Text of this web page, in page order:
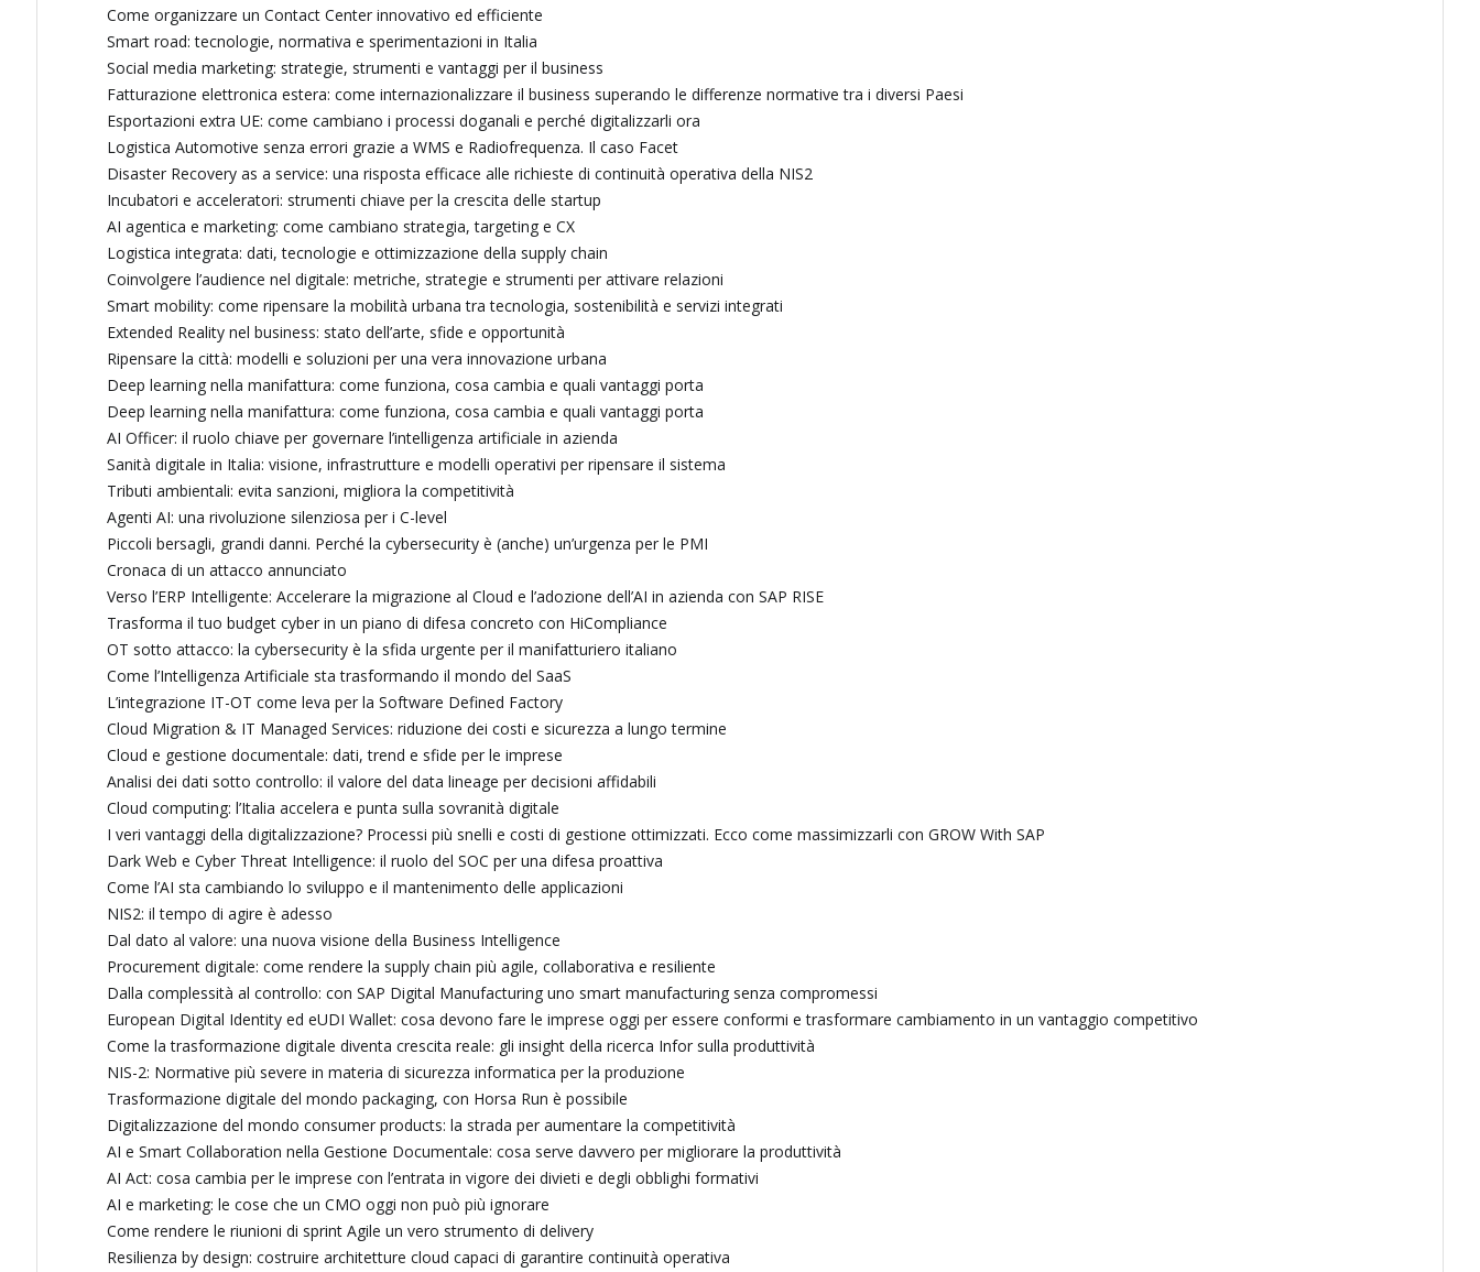
Come organizzare un Contact Center innovativo ed efficiente
Smart road: tecnologie, normativa e sperimentazioni in Italia
Social media marketing: strategie, strumenti e vantaggi per il business
Fatturazione elettronica estera: come internazionalizzare il business superando le differenze normative tra i diversi Paesi
Esportazioni extra UE: come cambiano i processi doganali e perché digitalizzarli ora
Logistica Automotive senza errori grazie a WMS e Radiofrequenza. Il caso Facet
Disaster Recovery as a service: una risposta efficace alle richieste di continuità operativa della NIS2
Incubatori e acceleratori: strumenti chiave per la crescita delle startup
AI agentica e marketing: come cambiano strategia, targeting e CX
Logistica integrata: dati, tecnologie e ottimizzazione della supply chain
Coinvolgere l’audience nel digitale: metriche, strategie e strumenti per attivare relazioni
Smart mobility: come ripensare la mobilità urbana tra tecnologia, sostenibilità e servizi integrati
Extended Reality nel business: stato dell’arte, sfide e opportunità
Ripensare la città: modelli e soluzioni per una vera innovazione urbana
Deep learning nella manifattura: come funziona, cosa cambia e quali vantaggi porta
Deep learning nella manifattura: come funziona, cosa cambia e quali vantaggi porta
AI Officer: il ruolo chiave per governare l’intelligenza artificiale in azienda
Sanità digitale in Italia: visione, infrastrutture e modelli operativi per ripensare il sistema
Tributi ambientali: evita sanzioni, migliora la competitività
Agenti AI: una rivoluzione silenziosa per i C-level
Piccoli bersagli, grandi danni. Perché la cybersecurity è (anche) un’urgenza per le PMI
Cronaca di un attacco annunciato
Verso l’ERP Intelligente: Accelerare la migrazione al Cloud e l’adozione dell’AI in azienda con SAP RISE
Trasforma il tuo budget cyber in un piano di difesa concreto con HiCompliance
OT sotto attacco: la cybersecurity è la sfida urgente per il manifatturiero italiano
Come l’Intelligenza Artificiale sta trasformando il mondo del SaaS
L’integrazione IT-OT come leva per la Software Defined Factory
Cloud Migration & IT Managed Services: riduzione dei costi e sicurezza a lungo termine
Cloud e gestione documentale: dati, trend e sfide per le imprese
Analisi dei dati sotto controllo: il valore del data lineage per decisioni affidabili
Cloud computing: l’Italia accelera e punta sulla sovranità digitale
I veri vantaggi della digitalizzazione? Processi più snelli e costi di gestione ottimizzati. Ecco come massimizzarli con GROW With SAP
Dark Web e Cyber Threat Intelligence: il ruolo del SOC per una difesa proattiva
Come l’AI sta cambiando lo sviluppo e il mantenimento delle applicazioni
NIS2: il tempo di agire è adesso
Dal dato al valore: una nuova visione della Business Intelligence
Procurement digitale: come rendere la supply chain più agile, collaborativa e resiliente
Dalla complessità al controllo: con SAP Digital Manufacturing uno smart manufacturing senza compromessi
European Digital Identity ed eUDI Wallet: cosa devono fare le imprese oggi per essere conformi e trasformare cambiamento in un vantaggio competitivo
Come la trasformazione digitale diventa crescita reale: gli insight della ricerca Infor sulla produttività
NIS-2: Normative più severe in materia di sicurezza informatica per la produzione
Trasformazione digitale del mondo packaging, con Horsa Run è possibile
Digitalizzazione del mondo consumer products: la strada per aumentare la competitività
AI e Smart Collaboration nella Gestione Documentale: cosa serve davvero per migliorare la produttività
AI Act: cosa cambia per le imprese con l’entrata in vigore dei divieti e degli obblighi formativi
AI e marketing: le cose che un CMO oggi non può più ignorare
Come rendere le riunioni di sprint Agile un vero strumento di delivery
Resilienza by design: costruire architetture cloud capaci di garantire continuità operativa